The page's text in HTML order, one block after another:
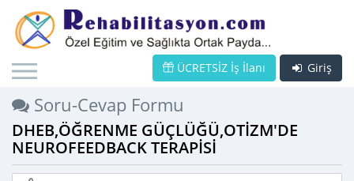
Giriş
ÜCRETSİZ İş İlanı
Soru-Cevap Formu
DHEB,ÖĞRENME GÜÇLÜĞÜ,OTİZM'DE
NEUROFEEDBACK TERAPİSİ